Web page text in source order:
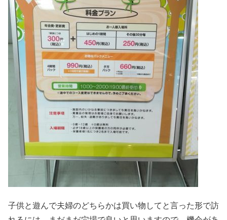
子供と遊んで夫婦のどちらかは買い物してと言った形で訪